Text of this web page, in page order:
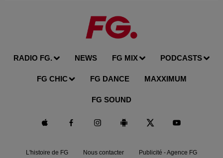
RADIO FG. NEWS FG MIX PODCASTS
FG CHIC FG DANCE MAXXIMUM
FG SOUND
L'histoire de FG Nous contacter Publicité - Agence FG